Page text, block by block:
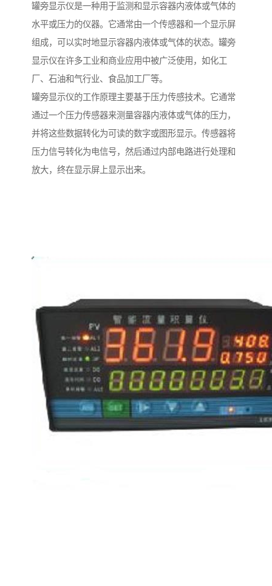
罐旁显示仪是一种用于监测和显示容器内液体或气体的
水平或压力的仪器。它通常由一个传感器和一个显示屏
组成，可以实时地显示容器内液体或气体的状态。罐旁
显示仪在许多工业和商业应用中被广泛使用，如化工
厂、石油和气行业、食品加工厂等。
罐旁显示仪的工作原理主要基于压力传感技术。它通常
通过一个压力传感器来测量容器内液体或气体的压力，
并将这些数据转化为可读的数字或图形显示。传感器将
压力信号转化为电信号，然后通过内部电路进行处理和
放大，终在显示屏上显示出来。